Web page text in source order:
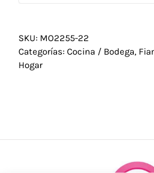
SKU: MO2255-22
Categorías: Cocina / Bodega,
Hogar